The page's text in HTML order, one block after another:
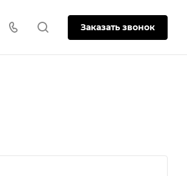
Заказать звонок